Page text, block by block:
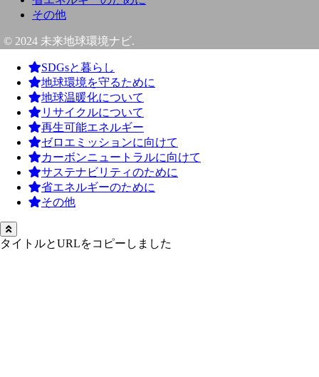
その他
© 2024 未来地球環境ナビ.
SDGsと暮らし
地球環境を守るために
地球温暖化について
リサイクルについて
再生可能エネルギー
ゼロエミッションに向けて
カーボンニュートラルに向けて
サステナビリティのために
省エネルギーのために
その他
タイトルとURLをコピーしました